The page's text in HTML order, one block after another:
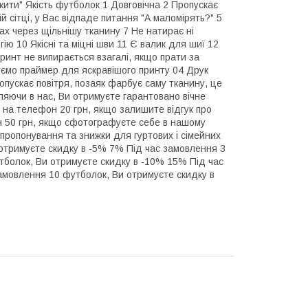
Якість футболок 1 Довговічна 2 Пропускає
сітці, у Вас відпаде питання "А маломірять?" 5
через щільнішу тканину 7 Не натирає ні
10 Якісні та міцні шви 11 Є валик для шиї 12
не випирається взагалі, якщо прати за
праймер для яскравішого принту 04 Друк
повітря, позаяк фарбує саму тканину, це
в нас, Ви отримуєте гарантовано вічне
телефон 20 грн, якщо залишите відгук про
грн, якщо сфотографуєте себе в нашому
та знижки для гуртових і сімейних
скидку в -5% 7% Під час замовлення 3
Ви отримуєте скидку в -10% 15% Під час
10 футболок, Ви отримуєте скидку в